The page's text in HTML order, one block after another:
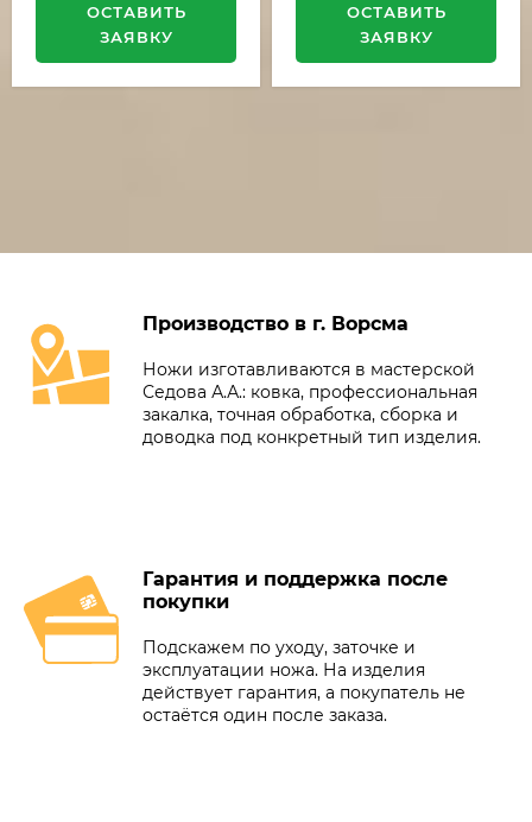
ОСТАВИТЬ
ЗАЯВКУ
ОСТАВИТЬ
ЗАЯВКУ
Производство в г. Ворсма
Ножи изготавливаются в мастерской
Седова А.А.: ковка, профессиональная
закалка, точная обработка, сборка и
доводка под конкретный тип изделия.
Гарантия и поддержка после
покупки
Подскажем по уходу, заточке и
эксплуатации ножа. На изделия
действует гарантия, а покупатель не
остаётся один после заказа.